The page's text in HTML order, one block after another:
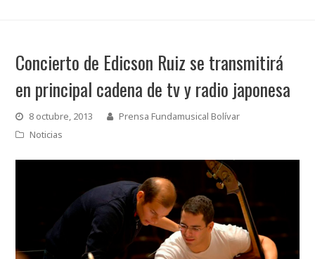
Concierto de Edicson Ruiz se transmitirá
en principal cadena de tv y radio japonesa
8 octubre, 2013
Prensa Fundamusical Bolívar
Noticias